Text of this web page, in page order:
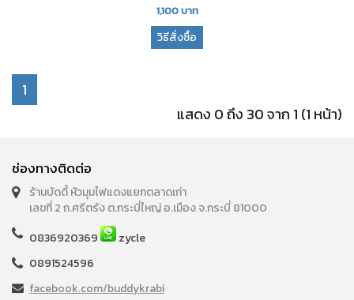
1,100บาท
วิธีสั่งซื้อ
1
แสดง 0 ถึง 30 จาก 1 (1 หน้า)
ช่องทางติดต่อ
ร้านบัดดี้ หัวมุมไฟแดงแยกตลาดเก่า
เลขที่ 2 ถ.ศรีตรัง ต.กระบี่ใหญ่ อ.เมือง จ.กระบี่ 81000
0836920369
zycle
0891524596
facebook.com/buddykrabi